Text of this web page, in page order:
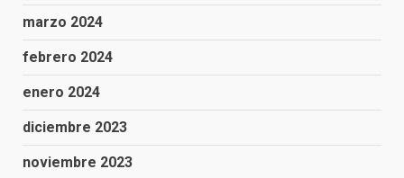
marzo 2024
febrero 2024
enero 2024
diciembre 2023
noviembre 2023